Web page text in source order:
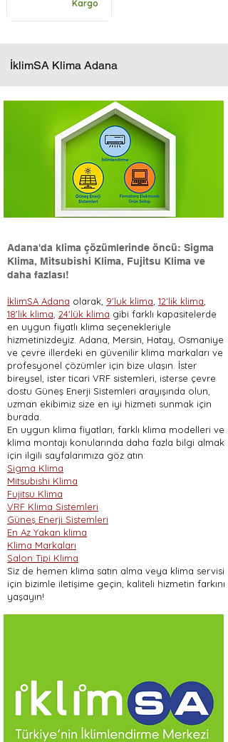
Kargo
İklimSA Klima Adana
Adana'da klima çözümlerinde öncü: Sigma
Klima, Mitsubishi Klima, Fujitsu Klima ve
daha fazlası!
İklimSA Adana olarak, 9'luk klima 12'lik klima
18'lik klima 24'lük klima gibi farklı kapasitelerde
en uygun fiyatlı klima seçenekleriyle
hizmetinizdeyiz. Adana, Mersin, Hatay, Osmaniye
ve çevre illerdeki en güvenilir klima markaları ve
profesyonel çözümler için bize ulaşın. İster
bireysel, ister ticari VRF sistemleri, isterse çevre
dostu Güneş Enerji Sistemleri arayışında olun,
uzman ekibimiz size en iyi hizmeti sunmak için
burada.
En uygun klima fiyatları, farklı klima modelleri ve
klima montajı konularında daha fazla bilgi almak
için ilgili sayfalarımıza göz atın:
Sigma Klima
Mitsubishi Klima
Fujitsu Klima
VRF Klima Sistemleri
Güneş Enerji Sistemleri
En Az Yakan klima
Klima Markaları
Salon Tipi Klima
Siz de hemen klima satın alma veya klima servisi
için bizimle iletişime geçin, kaliteli hizmetin farkını
yaşayın!